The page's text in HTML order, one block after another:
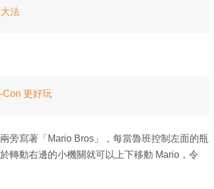
法
Con 更好玩
旁寫著「Mario Bros」，每當魯班控制左面的瓶
轉動右邊的小機關就可以上下移動 Mario，令